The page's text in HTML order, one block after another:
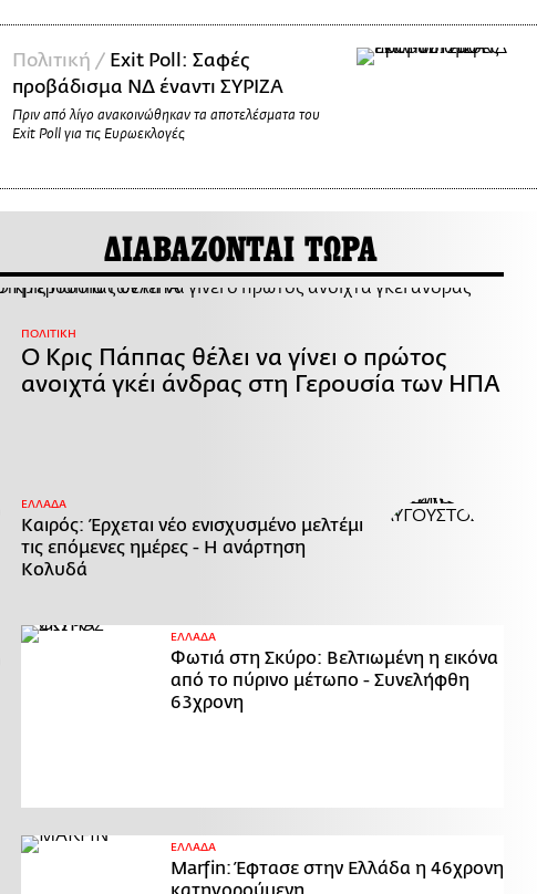
Πολιτική / Exit Poll: Σαφές
προβάδισμα ΝΔ έναντι ΣΥΡΙΖΑ
Πριν από λίγο ανακοινώθηκαν τα αποτελέσματα του
Exit Poll για τις Ευρωεκλογές
ΔΙΑΒΑΖΟΝΤΑΙ ΤΩΡΑ
ΠΟΛΙΤΙΚΗ
Ο Κρις Πάππας θέλει να γίνει ο πρώτος
ανοιχτά γκέι άνδρας στη Γερουσία των ΗΠΑ
ΕΛΛΑΔΑ
Καιρός: Έρχεται νέο ενισχυσμένο μελτέμι
τις επόμενες ημέρες - Η ανάρτηση
Κολυδά
ΕΛΛΑΔΑ
Φωτιά στη Σκύρο: Βελτιωμένη η εικόνα
από το πύρινο μέτωπο - Συνελήφθη
63χρονη
ΕΛΛΑΔΑ
Marfin: Έφτασε στην Ελλάδα η 46χρονη